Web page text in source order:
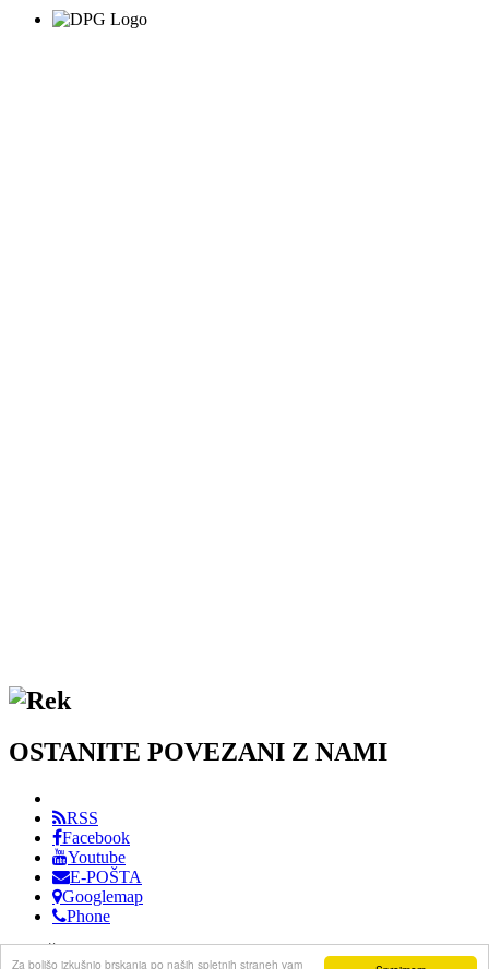
Za boljšo izkušnjo brskanja po naših spletnih straneh vam
OSTANITE POVEZANI Z NAMI
RSS
Facebook
Youtube
E-POŠTA
Googlemap
Phone
DRUŠTVO PRIJATELJEV GLASBE KOPER / VSE PRAVICE